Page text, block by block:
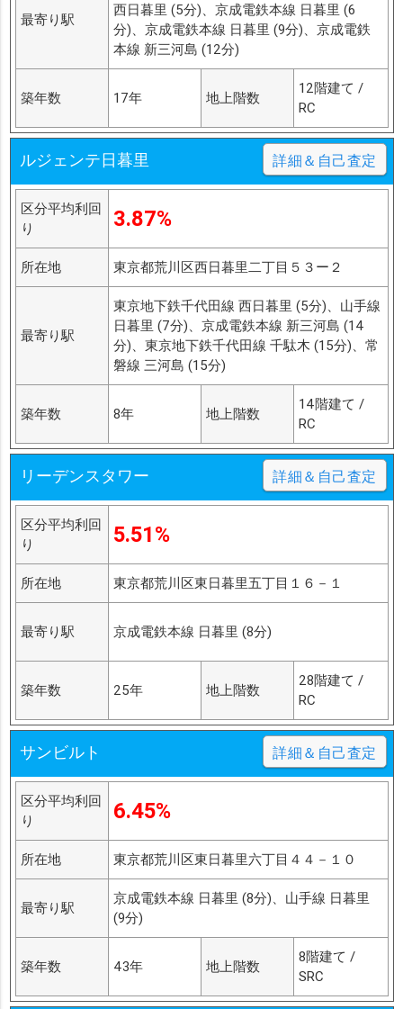
最寄り駅
西日暮里 (5分)、京成電鉄本線 日暮里 (6
分)、京成電鉄本線 日暮里 (9分)、京成電鉄
本線 新三河島 (12分)
築年数 17年 地上階数
12階建て /
RC
ルジェンテ日暮里 詳細＆自己査定
区分平均利回
り
3.87%
所在地 東京都荒川区西日暮里二丁目５３ー２
最寄り駅
東京地下鉄千代田線 西日暮里 (5分)、山手線
日暮里 (7分)、京成電鉄本線 新三河島 (14
分)、東京地下鉄千代田線 千駄木 (15分)、常
磐線 三河島 (15分)
築年数 8年 地上階数
14階建て /
RC
リーデンスタワー 詳細＆自己査定
区分平均利回
り
5.51%
所在地 東京都荒川区東日暮里五丁目１６－１
最寄り駅 京成電鉄本線 日暮里 (8分)
築年数 25年 地上階数
28階建て /
RC
サンビルト 詳細＆自己査定
区分平均利回
り
6.45%
所在地 東京都荒川区東日暮里六丁目４４－１０
最寄り駅
京成電鉄本線 日暮里 (8分)、山手線 日暮里
(9分)
築年数 43年 地上階数
8階建て /
SRC